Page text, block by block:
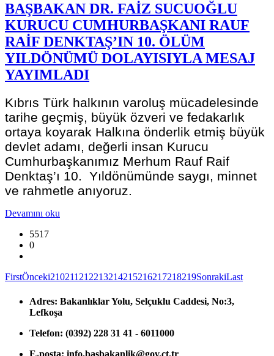
BAŞBAKAN DR. FAİZ SUCUOĞLU
KURUCU CUMHURBAŞKANI RAUF
RAİF DENKTAŞ’IN 10. ÖLÜM
YILDÖNÜMÜ DOLAYISIYLA MESAJ
YAYIMLADI
Kıbrıs Türk halkının varoluş mücadelesinde
tarihe geçmiş, büyük özveri ve fedakarlık
ortaya koyarak Halkına önderlik etmiş büyük
devlet adamı, değerli insan Kurucu
Cumhurbaşkanımız Merhum Rauf Raif
Denktaş’ı 10. Yıldönümünde saygı, minnet
ve rahmetle anıyoruz.
Devamını oku
5517
0
FirstÖnceki210211 212213214215216217218219SonrakiLast
Adres: Bakanlıklar Yolu, Selçuklu Caddesi, No:3,
Lefkoşa
Telefon: (0392) 228 31 41 - 6011000